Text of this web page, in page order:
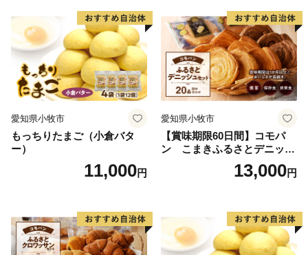
愛知県小牧市
もっちりたまご（小倉バタ
ー）
11,000円
愛知県小牧市
【賞味期限60日間】コモパ
ン こまきふるさとデニッシ
ュセット（20個入り）／災害
用備蓄 保存食 非常食 防災グ
13,000円